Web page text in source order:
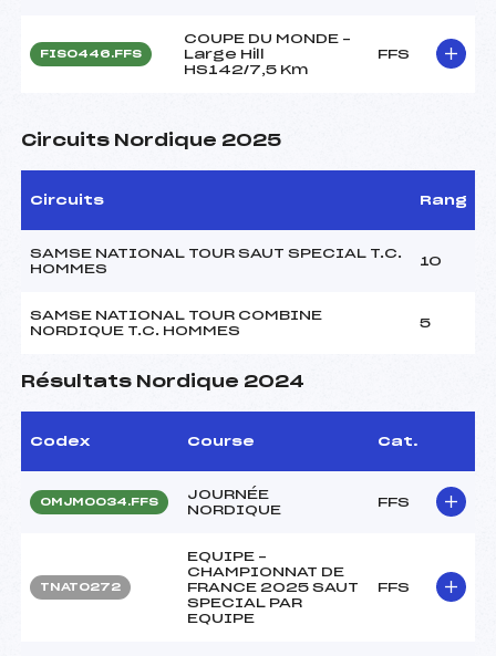
FIS0446.FFS
COUPE DU MONDE –
Large Hill
HS142/7,5 Km
FFS
Circuits Nordique 2025
Circuits Rang
SAMSE NATIONAL TOUR SAUT SPECIAL T.C.
HOMMES
10
SAMSE NATIONAL TOUR COMBINE
NORDIQUE T.C. HOMMES
5
Résultats Nordique 2024
Codex Course Cat.
OMJM0034.FFS
JOURNÉE
NORDIQUE
FFS
TNAT0272
EQUIPE –
CHAMPIONNAT DE
FRANCE 2025 SAUT
SPECIAL PAR
EQUIPE
FFS